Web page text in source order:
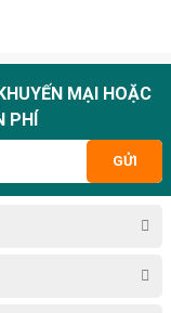
MẠI HOẶC
PHÍ
GỬI